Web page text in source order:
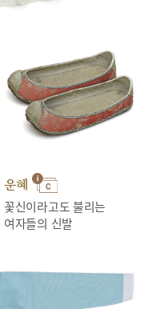
운혜
꽃신이라고도 불리는
여자들의 신발